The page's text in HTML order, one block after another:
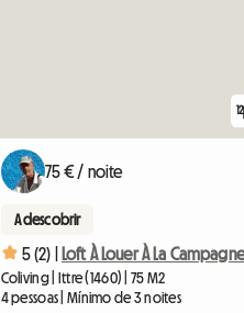
12
75 € / noite
A descobrir
5 (2) | Loft À Louer À La Campagne
Coliving | Ittre (1460) | 75 M2
4 pessoas | Mínimo de 3 noites